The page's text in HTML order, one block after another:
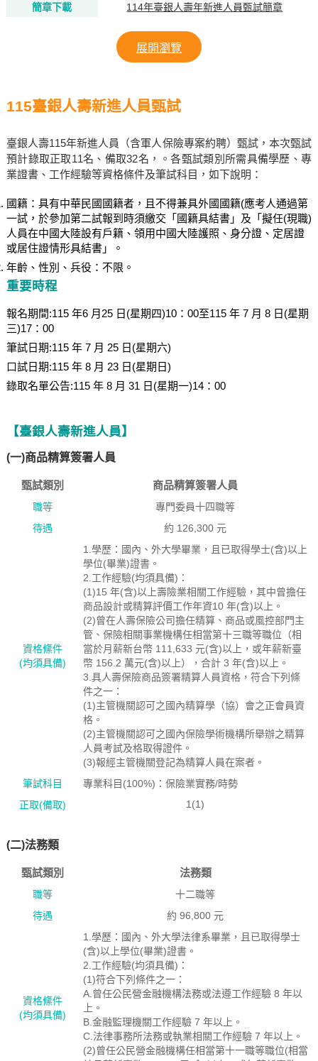
簡章下載
114年臺銀人壽年新進人員甄試簡章
展開瀏覽
115臺銀人壽新進人員甄試
臺銀人壽115年新進人員（含軍人保險專案約聘）甄試，本次甄試
預計錄取正取11名、備取32名，。各甄試類別所需具備學歷、專
業證書、工作經驗等資格條件及筆試科目，如下說明：
國籍：具有中華民國國籍者，且不得兼具外國國籍(應考人通過第
一試，於參加第二試報到時須繳交「國籍具結書」及「擬任(現職)
人員在中國大陸設有戶籍、領用中國大陸護照、身分證、定居證
或居住證情形具結書」。
年齡、性別、兵役：不限。
重要時程
報名期間:115 年6 月25 日(星期四)10：00至115 年 7 月 8 日(星期
三)17：00
筆試日期:115 年 7 月 25 日(星期六)
口試日期:115 年 8 月 23 日(星期日)
錄取名單公告:115 年 8 月 31 日(星期一)14：00
【臺銀人壽新進人員】
(一)商品精算簽署人員
甄試類別 商品精算簽署人員
職等
專門委員十四職等
待遇
約 126,300 元
資格絛件
(均須具備)
1.學歷：國內、外大學畢業，且已取得學士(含)以上
學位(畢業)證書。
2.工作經驗(均須具備)：
(1)15 年(含)以上壽險業相關工作經驗，其中曾擔任
商品設計或精算評價工作年資10 年(含)以上。
(2)曾在人壽保險公司擔任精算、商品或風控部門主
管、保險相關事業機構任相當第十三職等職位（相
當於月薪新台幣 111,633 元(含)以上，或年薪新臺
幣 156.2 萬元(含)以上），合計 3 年(含)以上。
3.具人壽保險商品簽署精算人員資格，符合下列條
件之一：
(1)主管機關認可之國內精算學（協）會之正會員資
格。
(2)主管機關認可之國內保險學術機構所舉辦之精算
人員考試及格取得證件。
(3)報經主管機關登記為精算人員在案者。
筆試科目
專業科目(100%)：保險業實務/時勢
正取(備取)
1(1)
(二)法務類
甄試類別 法務類
職等
十二職等
待遇
約 96,800 元
資格絛件
(均須具備)
1.學歷：國內、外大學法律系畢業，且已取得學士
(含)以上學位(畢業)證書。
2.工作經驗(均須具備)：
(1)符合下列條件之一：
A.曾任公民營金融機構法務或法遵工作經驗 8 年以
上。
B.金融監理機關工作經驗 7 年以上。
C.法律事務所法務或執業相關工作經驗 7 年以上。
(2)曾任公民營金融機構任相當第十一職等職位(相當